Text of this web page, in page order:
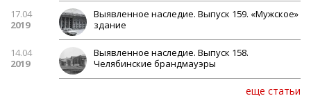
17.04
2019
Выявленное наследие. Выпуск 159. «Мужское»
здание
14.04
2019
Выявленное наследие. Выпуск 158.
Челябинские брандмауэры
еще статьи